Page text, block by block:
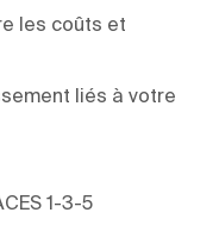
les coûts et
liés à votre
1-3-5